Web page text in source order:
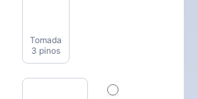
Tomada
3 pinos